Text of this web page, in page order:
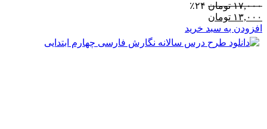
۱۷,۰۰۰ تومان ۲۴٪
۱۳,۰۰۰ تومان
افزودن به سبد خرید